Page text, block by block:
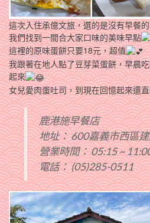
這次入住承億文旅，選的是沒有早餐
我們找到一間合大家口味的美味早點
這裡的原味蛋餅只要18元，超值
我跟著在地人點了豆芽菜蛋餅，早晨
起來
女兒愛肉蛋吐司，到現在回憶起來還
鹿港施早餐店
地址： 600嘉義市西區
營業時間： 05:15 ~
電話： (05)285-0511